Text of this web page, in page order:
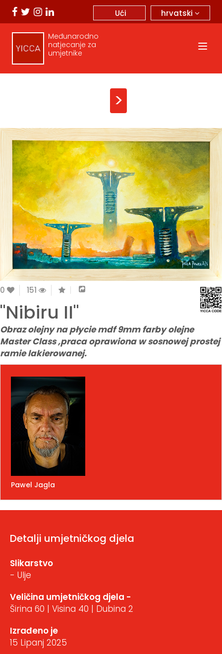
hrvatski
Ući
Međunarodno
natjecanje za
umjetnike
>
0 151
"Nibiru II"
Obraz olejny na płycie mdf 9mm farby olejne
Master Class ,praca oprawiona w sosnowej prostej
ramie lakierowanej.
Pawel Jagla
Detalji umjetničkog djela
Slikarstvo
- Ulje
Veličina umjetničkog djela -
Širina 60 | Visina 40 | Dubina 2
Izrađeno je
15 Lipanj 2025